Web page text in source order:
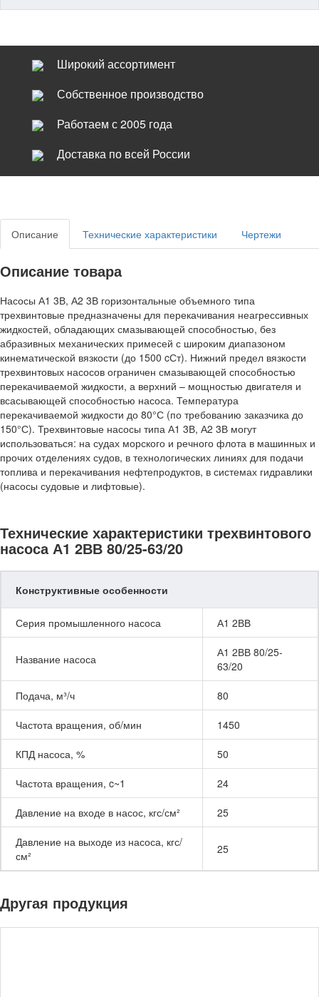
Широкий ассортимент
Собственное производство
Работаем с 2005 года
Доставка по всей России
Описание Технические характеристики Чертежи
Описание товара
Насосы А1 3В, А2 3В горизонтальные объемного типа
трехвинтовые предназначены для перекачивания неагрессивных
жидкостей, обладающих смазывающей способностью, без
абразивных механических примесей с широким диапазоном
кинематической вязкости (до 1500 cСт). Нижний предел вязкости
трехвинтовых насосов ограничен смазывающей способностью
перекачиваемой жидкости, а верхний – мощностью двигателя и
всасывающей способностью насоса. Температура
перекачиваемой жидкости до 80°С (по требованию заказчика до
150°С). Трехвинтовые насосы типа А1 3В, А2 3В могут
использоваться: на судах морского и речного флота в машинных и
прочих отделениях судов, в технологических линиях для подачи
топлива и перекачивания нефтепродуктов, в системах гидравлики
(насосы судовые и лифтовые).
Технические характеристики трехвинтового
насоса А1 2ВВ 80/25-63/20
Конструктивные особенности
Серия промышленного насоса А1 2ВВ
Название насоса
А1 2ВВ 80/25-
63/20
Подача, м³/ч 80
Частота вращения, об/мин 1450
КПД насоса, % 50
Частота вращения, c~1 24
Давление на входе в насос, кгс/см² 25
Давление на выходе из насоса, кгс/
см²
25
Другая продукция